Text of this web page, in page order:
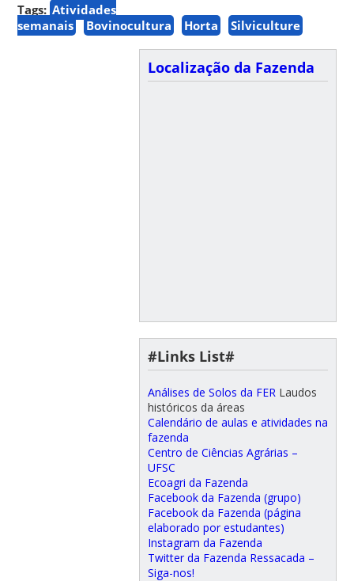
Tags: Atividades
semanais
Bovinocultura Horta Silviculture
Localização da Fazenda
#Links List#
Análises de Solos da FER Laudos
históricos da áreas
Calendário de aulas e atividades na
fazenda
Centro de Ciências Agrárias –
UFSC
Ecoagri da Fazenda
Facebook da Fazenda (grupo)
Facebook da Fazenda (página
elaborado por estudantes)
Instagram da Fazenda
Twitter da Fazenda Ressacada –
Siga-nos!